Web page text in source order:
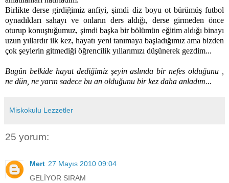
Birlikte derse girdiğimiz anfiyi, şimdi diz boyu ot bürümüş futbol
oynadıkları sahayı ve onların ders aldığı, derse girmeden önce
oturup konuştuğumuz, şimdi başka bir bölümün eğitim aldığı binayı
uzun yıllardır ilk kez, hayatı yeni tanımaya başladığımız ama bizden
çok şeylerin gitmediği öğrencilik yıllarımızı düşünerek gezdim...
Bugün belkide hayat dediğimiz şeyin aslında bir nefes olduğunu ,
ne dün, ne yarın sadece bu an olduğunu bir kez daha anladım...
Miskokulu Lezzetler
25 yorum:
Mert 27 Mayıs 2010 09:04
GELİYOR SIRAM